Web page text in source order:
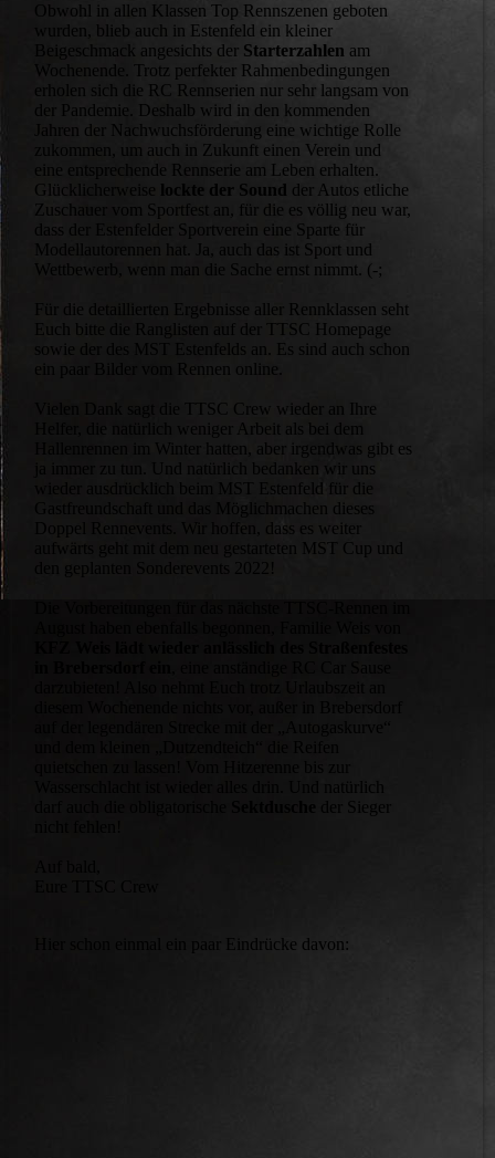
Obwohl in allen Klassen Top Rennszenen geboten
wurden, blieb auch in Estenfeld ein kleiner
Beigeschmack angesichts der Starterzahlen am
Wochenende. Trotz perfekter Rahmenbedingungen
erholen sich die RC Rennserien nur sehr langsam von
der Pandemie. Deshalb wird in den kommenden
Jahren der Nachwuchsförderung eine wichtige Rolle
zukommen, um auch in Zukunft einen Verein und
eine entsprechende Rennserie am Leben erhalten.
Glücklicherweise lockte der Sound der Autos etliche
Zuschauer vom Sportfest an, für die es völlig neu war,
dass der Estenfelder Sportverein eine Sparte für
Modellautorennen hat. Ja, auch das ist Sport und
Wettbewerb, wenn man die Sache ernst nimmt. (-;
Für die detaillierten Ergebnisse aller Rennklassen seht
Euch bitte die Ranglisten auf der TTSC Homepage
sowie der des MST Estenfelds an. Es sind auch schon
ein paar Bilder vom Rennen online.
Vielen Dank sagt die TTSC Crew wieder an Ihre
Helfer, die natürlich weniger Arbeit als bei dem
Hallenrennen im Winter hatten, aber irgendwas gibt es
ja immer zu tun. Und natürlich bedanken wir uns
wieder ausdrücklich beim MST Estenfeld für die
Gastfreundschaft und das Möglichmachen dieses
Doppel Rennevents. Wir hoffen, dass es weiter
aufwärts geht mit dem neu gestarteten MST Cup und
Wasserschlacht ist wieder alles drin. Und natürlich
der Sieger
Hier schon einmal ein paar Eindrücke davon: